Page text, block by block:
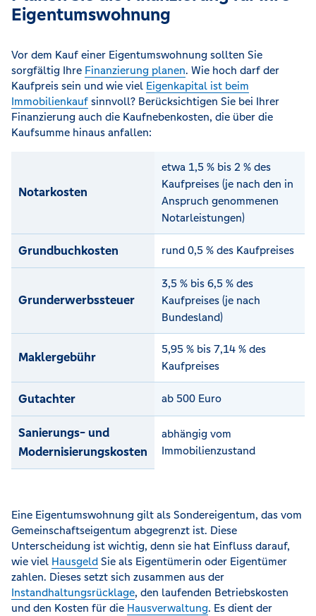
Eigentumswohnung
Vor dem Kauf einer Eigentumswohnung sollten Sie
sorgfältig Ihre Finanzierung planen. Wie hoch darf der
Kaufpreis sein und wie viel Eigenkapital ist beim
Immobilienkauf sinnvoll? Berücksichtigen Sie bei Ihrer
Finanzierung auch die Kaufnebenkosten, die über die
Kaufsumme hinaus anfallen:
Notarkosten
etwa 1,5 % bis 2 % des
Kaufpreises (je nach den in
Anspruch genommenen
Notarleistungen)
Grundbuchkosten rund 0,5 % des Kaufpreises
Grunderwerbssteuer
3,5 % bis 6,5 % des
Kaufpreises (je nach
Bundesland)
Maklergebühr
5,95 % bis 7,14 % des
Kaufpreises
Gutachter ab 500 Euro
Sanierungs- und
Modernisierungskosten
abhängig vom
Immobilienzustand
Eine Eigentumswohnung gilt als Sondereigentum, das vom
Gemeinschaftseigentum abgegrenzt ist. Diese
Unterscheidung ist wichtig, denn sie hat Einfluss darauf,
wie viel Hausgeld Sie als Eigentümerin oder Eigentümer
zahlen. Dieses setzt sich zusammen aus der
Instandhaltungsrücklage, den laufenden Betriebskosten
und den Kosten für die Hausverwaltung. Es dient der